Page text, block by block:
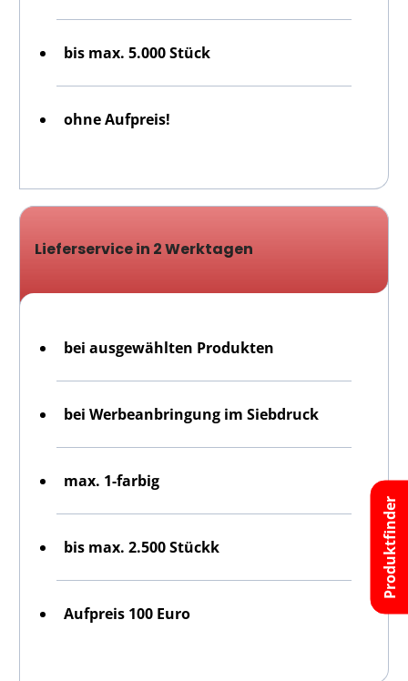
bis max. 5.000 Stück
ohne Aufpreis!
Lieferservice in 2 Werktagen
bei ausgewählten Produkten
bei Werbeanbringung im Siebdruck
max. 1-farbig
bis max. 2.500 Stückk
Aufpreis 100 Euro
Produktfinder